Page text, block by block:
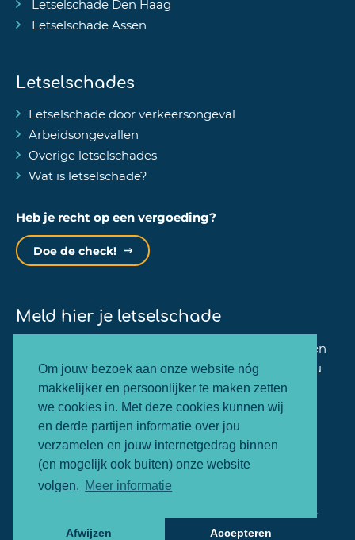
Om jouw bezoek aan onze website nóg
makkelijker en persoonlijker te maken zetten
we cookies in. Met deze cookies kunnen wij
en derde partijen informatie over jou
verzamelen en jouw internetgedrag binnen
(en mogelijk ook buiten) onze website
volgen. Meer informatie
Afwijzen Accepteren
Letselschade Den Haag
Letselschade Assen
Letselschades
Letselschade door verkeersongeval
Arbeidsongevallen
Overige letselschades
Wat is letselschade?
Heb je recht op een vergoeding?
Doe de check!
Meld hier je letselschade
Binnen één minuut kan jij je zaak bij ons aanmelden
en zullen wij dezelfde werkdag nog contact met jou
opnemen.
Letselschade melden